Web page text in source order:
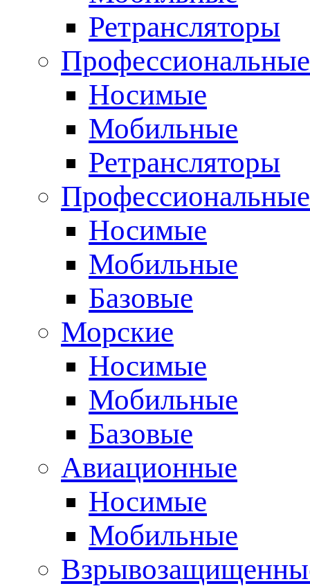
Ретрансляторы
Носимые
Мобильные
Ретрансляторы
Носимые
Мобильные
Базовые
Морские
Носимые
Мобильные
Базовые
Авиационные
Носимые
Мобильные